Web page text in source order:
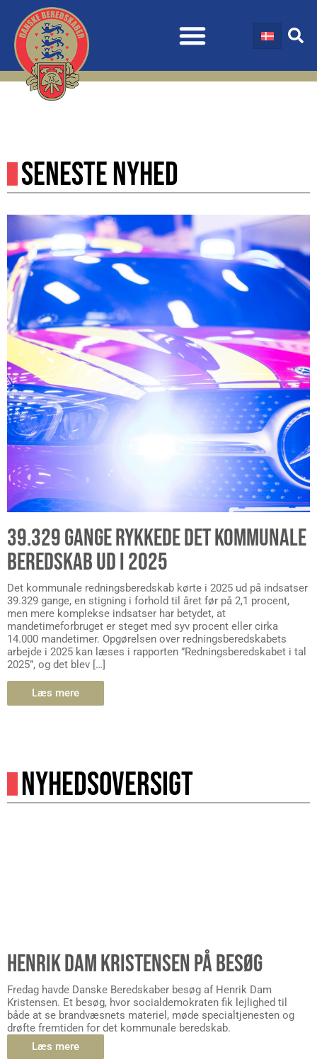
SENESTE NYHED
39.329 GANGE RYKKEDE DET KOMMUNALE
BEREDSKAB UD I 2025
Det kommunale redningsberedskab kørte i 2025 ud på indsatser
39.329 gange, en stigning i forhold til året før på 2,1 procent,
men mere komplekse indsatser har betydet, at
mandetimeforbruget er steget med syv procent eller cirka
14.000 mandetimer. Opgørelsen over redningsberedskabets
arbejde i 2025 kan læses i rapporten ”Redningsberedskabet i tal
2025”, og det blev […]
Læs mere
NYHEDSOVERSIGT
HENRIK DAM KRISTENSEN PÅ BESØG
Fredag havde Danske Beredskaber besøg af Henrik Dam
Kristensen. Et besøg, hvor socialdemokraten fik lejlighed til
både at se brandvæsnets materiel, møde specialtjenesten og
drøfte fremtiden for det kommunale beredskab.
Læs mere